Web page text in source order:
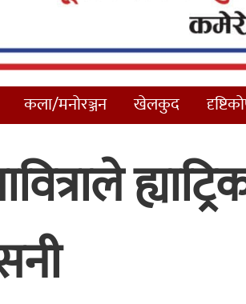
कला/मनोरञ्जन खेलकुद